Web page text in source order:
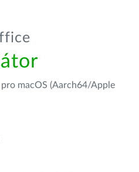
macOS (Aarch64/Apple